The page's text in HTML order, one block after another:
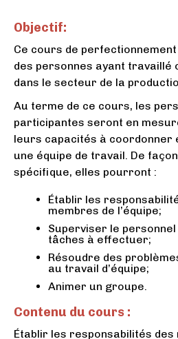
Objectif:
Ce cours de perfectionnement
des personnes ayant travaillé
dans le secteur de la
Au terme de ce cours, les
participantes seront en
leurs capacités à coordonner
une équipe de travail. De
spécifique, elles pourront :
Établir les
membres de l’équipe;
Superviser le personnel
tâches à effectuer;
Résoudre des
au travail d’équipe;
Animer un groupe.
Contenu du cours :
Établir les responsabilités des